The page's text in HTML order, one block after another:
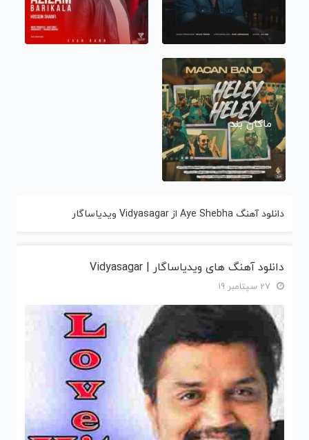
ماکان بند
دانلود آهنگ Aye Shebha از Vidyasagar ویدیاساگار
دانلود آهنگ های ویدیاساگار | Vidyasagar